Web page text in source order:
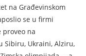
na Građevinskom
se u firmi
proveo na
Sibiru, Ukraini, Alziru,